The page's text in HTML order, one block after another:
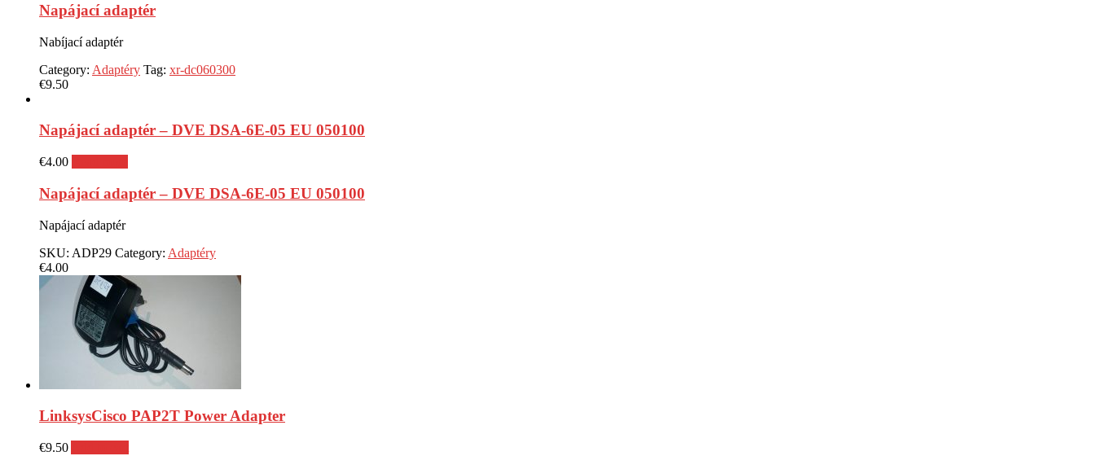
Napájací adaptér
Nabíjací adaptér
Category: Adaptéry Tag: xr-dc060300
€9.50
Napájací adaptér – DVE DSA-6E-05 EU 050100
€4.00
Napájací adaptér – DVE DSA-6E-05 EU 050100
Napájací adaptér
SKU: ADP29 Category: Adaptéry
€4.00
LinksysCisco PAP2T Power Adapter
€9.50